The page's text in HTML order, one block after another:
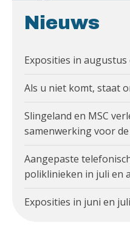
Nieuws
Exposities in
Als u niet komt, staat
Slingeland en MSC
samenwerking voor
Aangepaste
poliklinieken in juli en
Exposities in juni en juli